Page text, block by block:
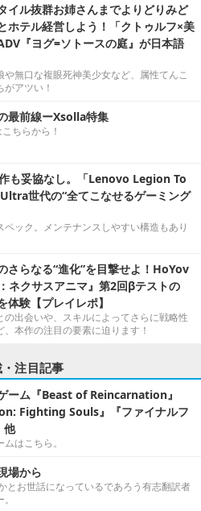
イル抜群お姉さんまでよりどりみど
ホテル経営しよう！「クトゥルフ×美
『ヨグ=ソトースの庭』が日本語
や無口な複眼死神美少女など、属性てんこ
アツい！
最前線ーXsolla特集
ちらから！
も妥協なし。「Lenovo Legion To
世代の“全てこなせるゲーミング
ック。メンテナンスしやすい構造もあり
さらなる“進化”を目撃せよ！HoYov
ネクサスアニマ』第2回βテストの
体験【プレイレポ】
の出会いや、スキルによってさらに戦略性
本作の注目の要素に迫ります！
・注目記事
ーム『Beast of Reincarnation』
Fighting Souls』『ファイナルフ
他
はこちら。
場から
とお世話になっているであろう有志翻訳者